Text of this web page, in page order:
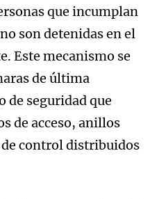
que incumplan
son detenidas en el
Este mecanismo se
de última
de seguridad que
de acceso, anillos
control distribuidos